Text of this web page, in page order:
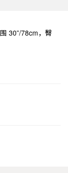
30”/78cm，臀